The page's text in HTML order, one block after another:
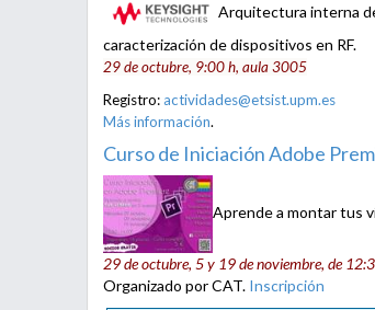
Arquitectura interna
caracterización de dispositivos en RF.
29 de octubre, 9:00 h, aula 3005
Registro:actividades@etsist.upm.es
Más información.
Curso de Iniciación Adobe
Aprende a montar tus
29 de octubre, 5 y 19 de noviembre, de
Organizado por CAT. Inscripción